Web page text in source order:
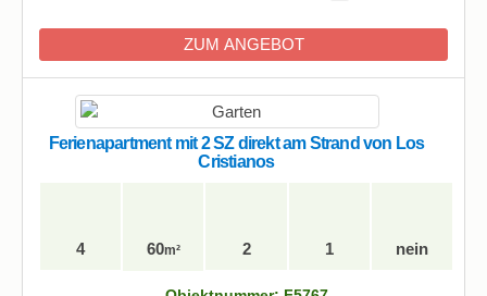
ZUM ANGEBOT
Ferienapartment mit 2 SZ direkt am Strand von Los
Cristianos
4 60m² 2 1 nein